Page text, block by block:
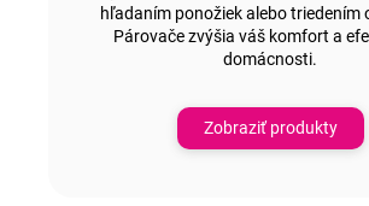
hľadaním ponožiek alebo triedením
Párovače zvýšia váš komfort a
domácnosti.
Zobraziť produkty